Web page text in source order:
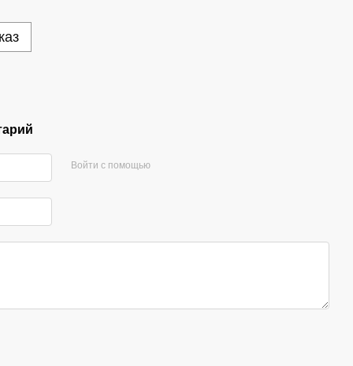
Войти с помощью